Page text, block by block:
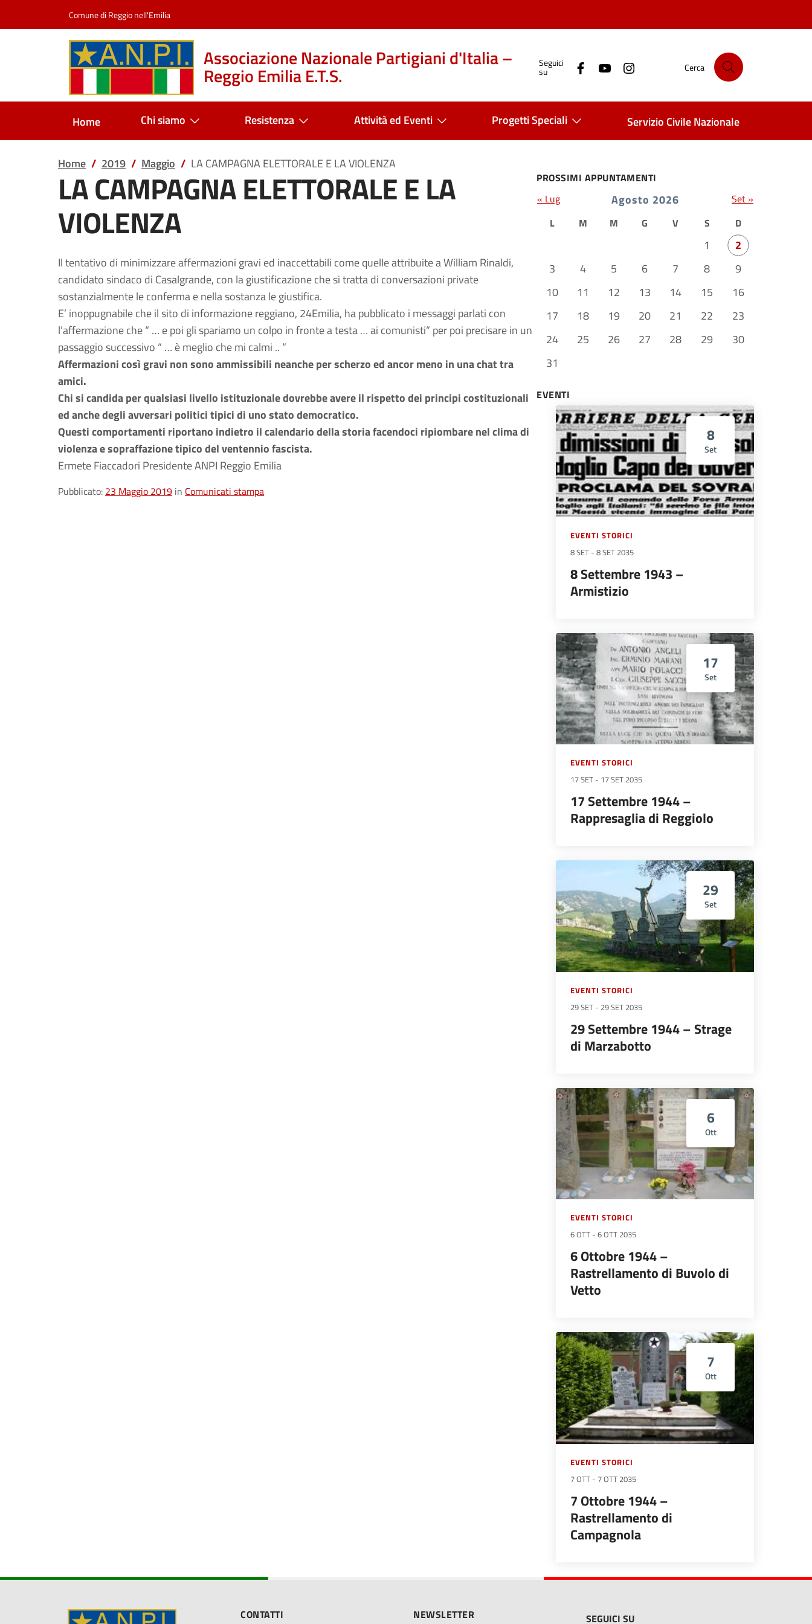
Comune di Reggio nell'Emilia
Associazione Nazionale Partigiani d'Italia –
Reggio Emilia E.T.S.
Seguici
su Cerca
Home Chi siamo Resistenza Attività ed Eventi Progetti Speciali Servizio Civile Nazionale
Home 2019 Maggio LA CAMPAGNA ELETTORALE E LA VIOLENZA
LA CAMPAGNA ELETTORALE E LA
VIOLENZA
Il tentativo di minimizzare affermazioni gravi ed inaccettabili come quelle attribuite a William Rinaldi,
candidato sindaco di Casalgrande, con la giustificazione che si tratta di conversazioni private
sostanzialmente le conferma e nella sostanza le giustifica.
E’ inoppugnabile che il sito di informazione reggiano, 24Emilia, ha pubblicato i messaggi parlati con
l’affermazione che “ … e poi gli spariamo un colpo in fronte a testa … ai comunisti” per poi precisare in un
passaggio successivo “ … è meglio che mi calmi .. “
Affermazioni così gravi non sono ammissibili neanche per scherzo ed ancor meno in una chat tra
amici.
Chi si candida per qualsiasi livello istituzionale dovrebbe avere il rispetto dei principi costituzionali
ed anche degli avversari politici tipici di uno stato democratico.
Questi comportamenti riportano indietro il calendario della storia facendoci ripiombare nel clima di
violenza e sopraffazione tipico del ventennio fascista.
Ermete Fiaccadori Presidente ANPI Reggio Emilia
Pubblicato: 23 Maggio 2019 in Comunicati stampa
PROSSIMI APPUNTAMENTI
Agosto 2026
L M M G V S D
1
2
3
4 5 6 7 8
9
10
11 12 13 14 15
16
17
18 19 20 21 22
23
24
25 26 27 28 29
30
31
« Lug Set »
EVENTI
8
Set
EVENTI STORICI
8 SET - 8 SET 2035
8 Settembre 1943 –
Armistizio
17
Set
EVENTI STORICI
17 SET - 17 SET 2035
17 Settembre 1944 –
Rappresaglia di Reggiolo
29
Set
EVENTI STORICI
29 SET - 29 SET 2035
29 Settembre 1944 – Strage
di Marzabotto
6
Ott
EVENTI STORICI
6 OTT - 6 OTT 2035
6 Ottobre 1944 –
Rastrellamento di Buvolo di
Vetto
7
Ott
EVENTI STORICI
7 OTT - 7 OTT 2035
7 Ottobre 1944 –
Rastrellamento di
Campagnola
CONTATTI NEWSLETTER SEGUICI SU